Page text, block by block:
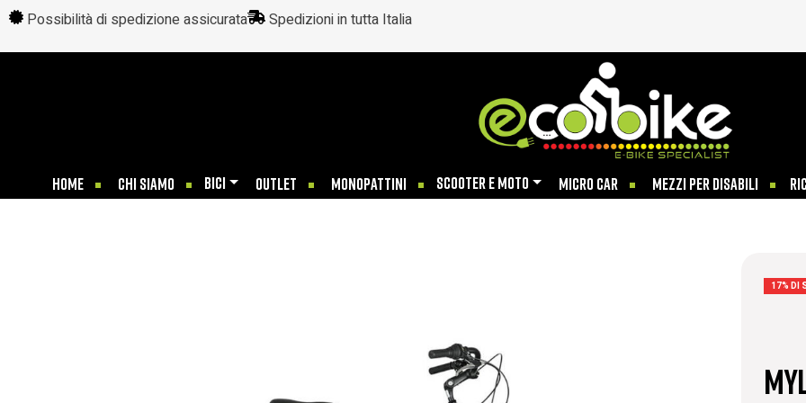
Possibilità di spedizione assicurata Spedizioni in tutta Italia
HOME CHI SIAMO BICI OUTLET MONOPATTINI SCOOTER E MOTO MICRO CAR MEZZI PER DISABILI
17% DI